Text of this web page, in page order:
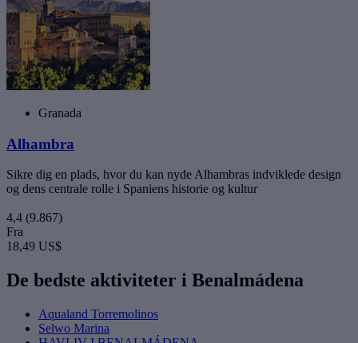
Granada
Alhambra
Sikre dig en plads, hvor du kan nyde Alhambras indviklede design
og dens centrale rolle i Spaniens historie og kultur
4,4 (9.867)
Fra
18,49 US$
De bedste aktiviteter i Benalmádena
Aqualand Torremolinos
Selwo Marina